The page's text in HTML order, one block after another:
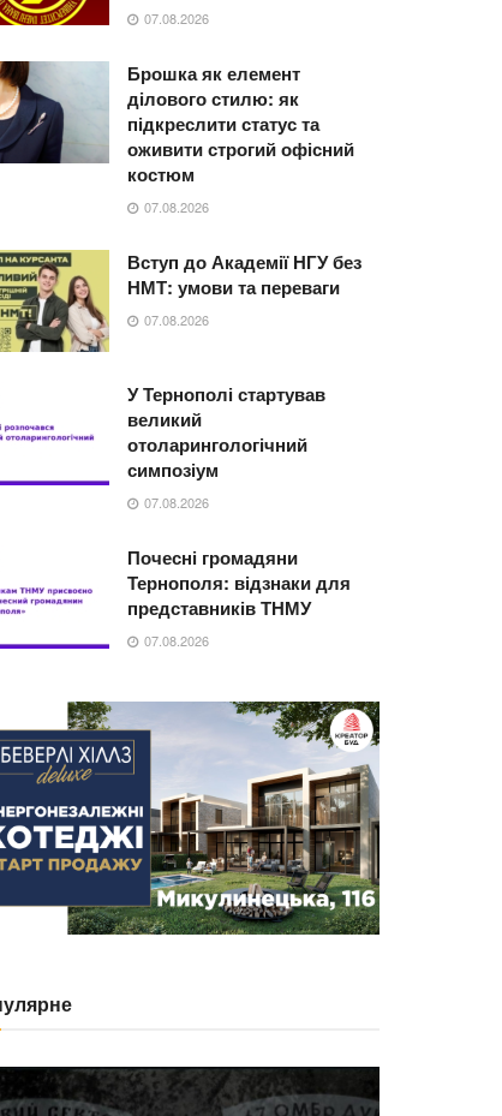
07.08.2026
Брошка як елемент
ділового стилю: як
підкреслити статус та
оживити строгий офісний
костюм
07.08.2026
Вступ до Академії НГУ без
НМТ: умови та переваги
07.08.2026
У Тернополі стартував
великий
отоларингологічний
симпозіум
07.08.2026
Почесні громадяни
Тернополя: відзнаки для
представників ТНМУ
07.08.2026